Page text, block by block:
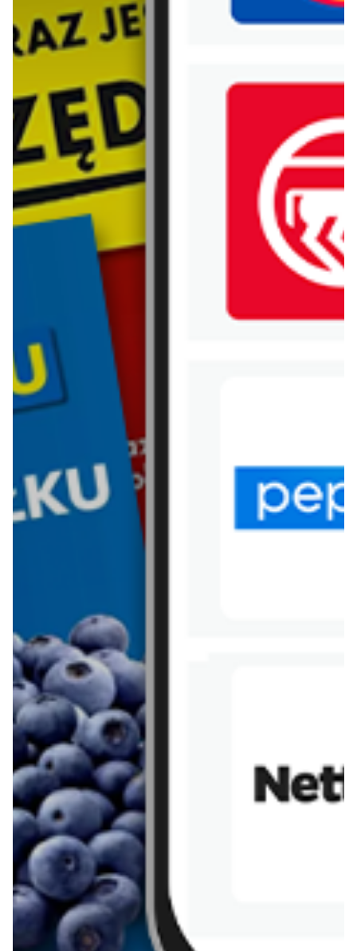
aktualna
Lidl
aktualna
Carrefour
W sumie od czwartku weekend okazji
WIĘCEJ GAZETEK LIDL